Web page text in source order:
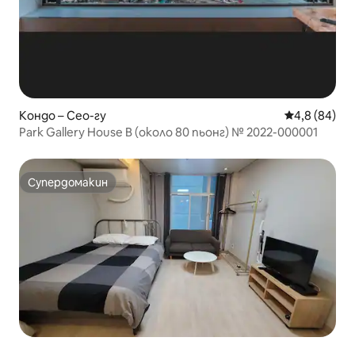
Кондо – Сео-гу Средна
4,8 (84)
Park Gallery House B (около 80 пьонг) № 2022-000001
Супердомакин
Супердомакин